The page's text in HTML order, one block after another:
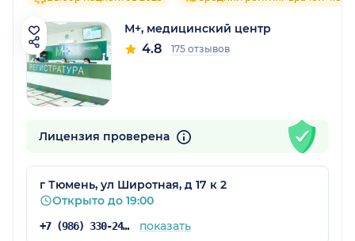
М+, медицинский центр
4.8 175 отзывов
Лицензия проверена
г Тюмень, ул Широтная, д 17 к 2
Открыто до 19:00
+7 (986) 330-24-65 показать